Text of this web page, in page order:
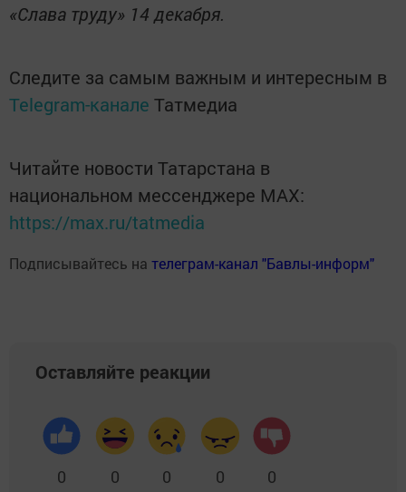
«Слава труду» 14 декабря.
Следите за самым важным и интересным в
Telegram-канале Татмедиа
Читайте новости Татарстана в
национальном мессенджере MАХ:
https://max.ru/tatmedia
Подписывайтесь на телеграм-канал "Бавлы-информ"
Оставляйте реакции
0 0 0 0 0